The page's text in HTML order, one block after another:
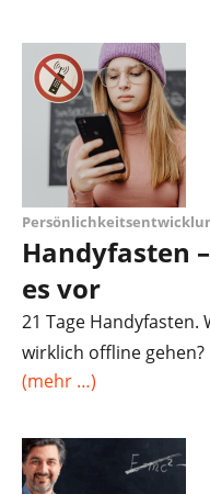
Handyfasten
es vor
21 Tage Handyfasten.
wirklich offline
(mehr …)